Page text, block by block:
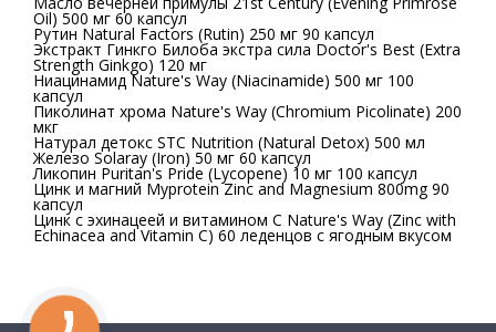
Oil) 500 мг 60 капсул
Рутин Natural Factors (Rutin) 250 мг 90 капсул
Экстракт Гинкго Билоба экстра сила Doctor's Best (Extra
Strength Ginkgo) 120 мг
Ниацинамид Nature's Way (Niacinamide) 500 мг 100
капсул
Пиколинат хрома Nature's Way (Chromium Picolinate) 200
мкг
Натурал детокс STC Nutrition (Natural Detox) 500 мл
Железо Solaray (Iron) 50 мг 60 капсул
Ликопин Puritan's Pride (Lycopene) 10 мг 100 капсул
Цинк и магний Myprotein Zinc and Magnesium 800mg 90
капсул
Цинк с эхинацеей и витамином C Nature's Way (Zinc with
Echinacea and Vitamin C) 60 леденцов с ягодным вкусом